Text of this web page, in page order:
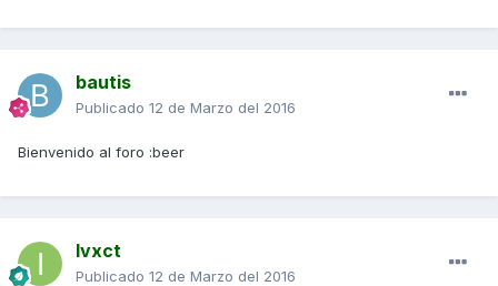
bautis
Publicado 12 de Marzo del 2016
Bienvenido al foro :beer
Ivxct
Publicado 12 de Marzo del 2016